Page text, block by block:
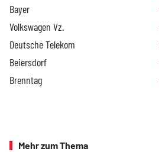
Bayer
Volkswagen Vz.
Deutsche Telekom
Beiersdorf
Brenntag
Mehr zum Thema